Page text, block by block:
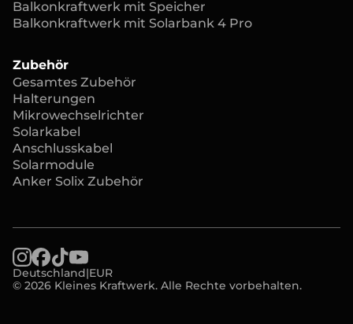
Balkonkraftwerk mit Speicher
Balkonkraftwerk mit Solarbank 4 Pro
Zubehör
Gesamtes Zubehör
Halterungen
Mikrowechselrichter
Solarkabel
Anschlusskabel
Solarmodule
Anker Solix Zubehör
© 2026 Kleines Kraftwerk. Alle Rechte vorbehalten.
Deutschland|EUR